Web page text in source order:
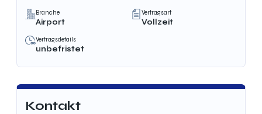
Branche
Airport
Vertragsart
Vollzeit
Vertragsdetails
unbefristet
Kontakt